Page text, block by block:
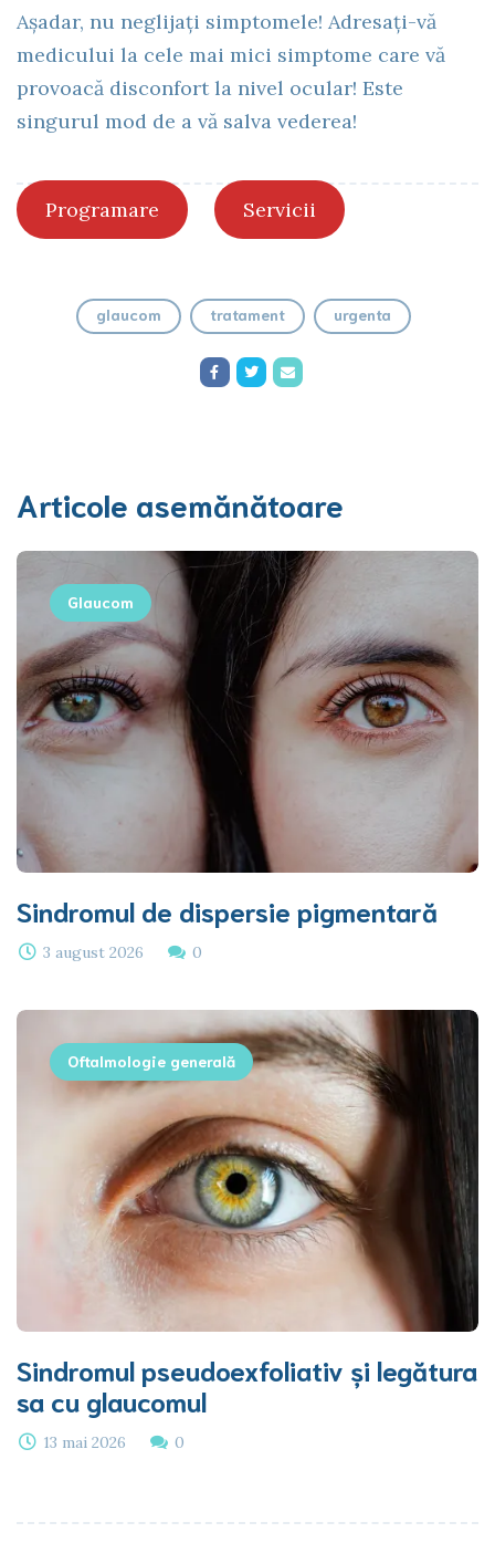
Așadar, nu neglijați simptomele! Adresați-vă
medicului la cele mai mici simptome care vă
provoacă disconfort la nivel ocular! Este
singurul mod de a vă salva vederea!
Programare Servicii
glaucom tratament urgenta
Articole asemănătoare
Glaucom
Sindromul de dispersie pigmentară
3 august 2026 0
Oftalmologie generală
Sindromul pseudoexfoliativ și legătura
sa cu glaucomul
13 mai 2026 0